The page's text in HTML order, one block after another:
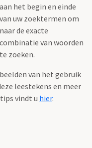
aan het begin en einde
van uw zoektermen om
naar de exacte
combinatie van woorden
te zoeken.
van het gebruik
leestekens en meer
vindt u hier.